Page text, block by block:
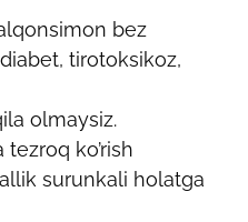
bez
tirotoksikoz,
olmaysiz.
ko’rish
surunkali holatga